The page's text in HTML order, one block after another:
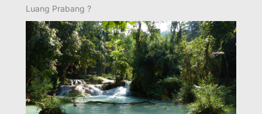
Luang Prabang ?